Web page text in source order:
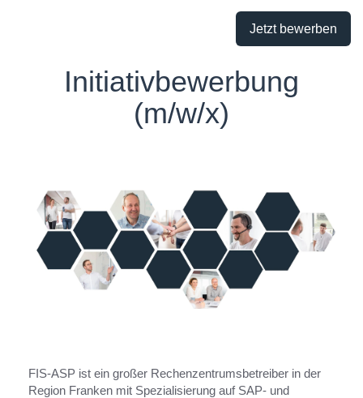
Jetzt bewerben
Initiativbewerbung
(m/w/x)
FIS-ASP ist ein großer Rechenzentrumsbetreiber in der
Region Franken mit Spezialisierung auf SAP- und